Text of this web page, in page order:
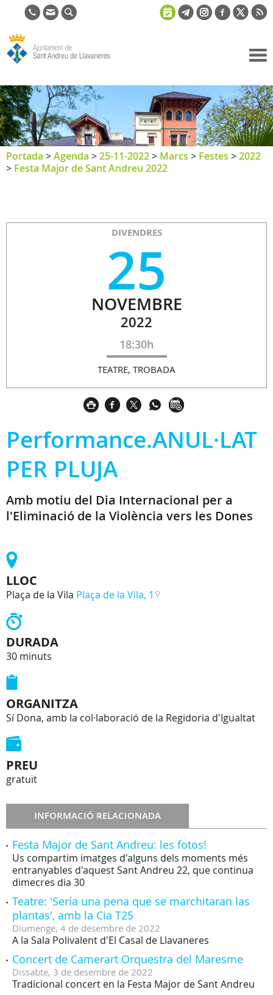
de Sant
Andreu de
Llavaneres
Portada >Agenda >25-11-2022> Marcs > Festes >2022
> Festa Major de Sant Andreu 2022
DIVENDRES
25
NOVEMBRE
2022
18:30h
TEATRE, TROBADA
Performance.ANUL·LAT
PER PLUJA
Amb motiu del Dia Internacional per a
l'Eliminació de la Violència vers les Dones
LLOC
Plaça de la Vila Plaça de la Vila, 1
DURADA
30 minuts
ORGANITZA
Sí Dona, amb la col·laboració de la Regidoria d'Igualtat
PREU
gratuït
INFORMACIÓ RELACIONADA
Festa Major de Sant Andreu: les fotos!
Us compartim imatges d'alguns dels moments més
entranyables d'aquest Sant Andreu 22, que continua
dimecres dia 30
Teatre: 'Sería una pena que se marchitaran las
plantas', amb la Cia T25
Diumenge, 4 de desembre de 2022
A la Sala Polivalent d'El Casal de Llavaneres
Concert de Camerart Orquestra del Maresme
Dissabte, 3 de desembre de 2022
Tradicional concert en la Festa Major de Sant Andreu